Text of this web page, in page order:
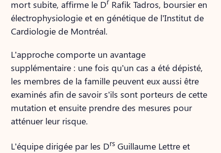
mort subite, affirme le D Rafik Tadros, boursier en
électrophysiologie et en génétique de l’Institut de
Cardiologie de Montréal.
L’approche comporte un avantage
supplémentaire : une fois qu’un cas a été dépisté,
les membres de la famille peuvent eux aussi être
examinés afin de savoir s’ils sont porteurs de cette
mutation et ensuite prendre des mesures pour
atténuer leur risque.
L’équipe dirigée par les Drs Guillaume Lettre et